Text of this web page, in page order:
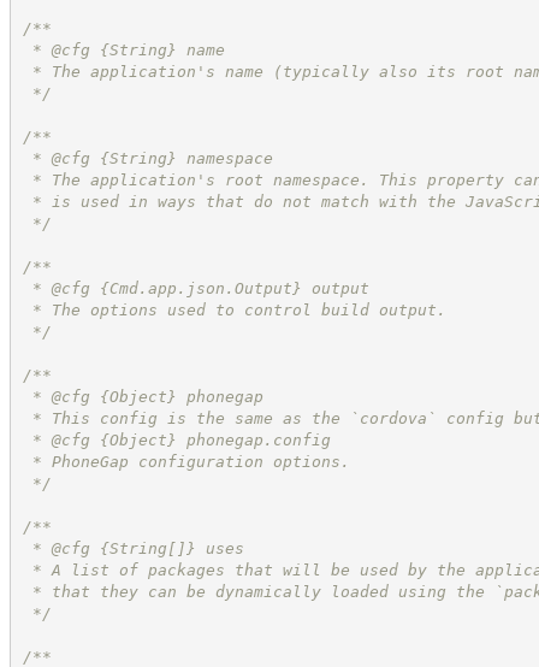
/**
* @cfg {String}
name
* The application's name (typically also its root
*/
/**
* @cfg {String}
namespace
* The application's root namespace. This property
* is used in ways that do not match with the
*/
/**
* @cfg {Cmd.app.json.Output}
output
* The options used to control build output.
*/
/**
* @cfg {Object}
phonegap
* This config is the same as the `cordova` config
* @cfg {Object}
phonegap.config
* PhoneGap configuration options.
*/
/**
* @cfg {String[]}
uses
* A list of packages that will be used by the
* that they can be dynamically loaded using the
*/
/**